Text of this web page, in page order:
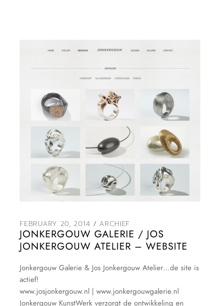
FEBRUARY 20, 2014 ARCHIEF
JONKERGOUW GALERIE / JOS
JONKERGOUW ATELIER – WEBSITE
Jonkergouw Galerie & Jos Jonkergouw Atelier…de site is
actief!
www.josjonkergouw.nl | www.jonkergouwgalerie.nl
Jonkergouw KunstWerk verzorgt de ontwikkeling en